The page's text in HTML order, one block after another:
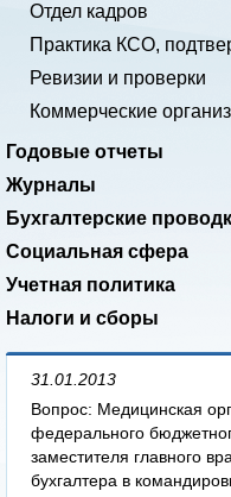
Отдел кадров
Практика КСО,
Ревизии и проверки
Коммерческие
Годовые отчеты
Журналы
Бухгалтерские
Социальная сфера
Учетная политика
Налоги и сборы
31.01.2013
Вопрос: Медицинская
федерального
заместителя главного
бухгалтера в